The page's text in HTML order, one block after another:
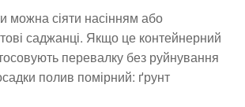
можна сіяти насінням або
саджанці. Якщо це контейнерний
перевалку без руйнування
полив помірний: ґрунт